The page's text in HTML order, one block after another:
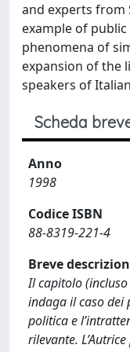
and experts from
example of
phenomena of
expansion of the
speakers of
Scheda
Anno
1998
Codice ISBN
88-8319-221-4
Breve
Il capitolo
indaga il caso dei
politica e
rilevante.